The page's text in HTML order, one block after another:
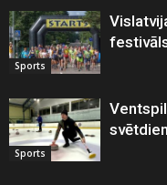
Sports
Sports